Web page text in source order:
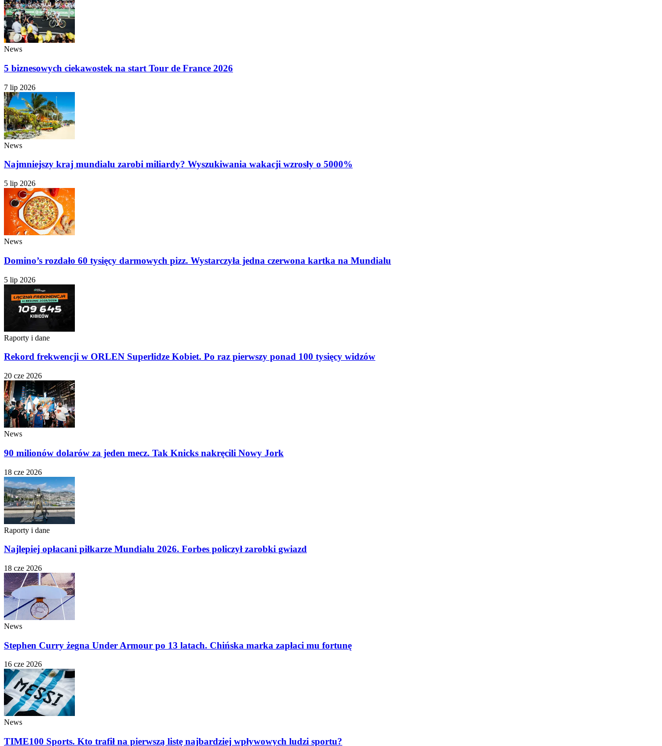
News
5 biznesowych ciekawostek na start Tour de France 2026
7 lip 2026
News
Najmniejszy kraj mundialu zarobi miliardy? Wyszukiwania wakacji wzrosły o 5000%
5 lip 2026
News
Domino’s rozdało 60 tysięcy darmowych pizz. Wystarczyła jedna czerwona kartka na Mundialu
5 lip 2026
Raporty i dane
Rekord frekwencji w ORLEN Superlidze Kobiet. Po raz pierwszy ponad 100 tysięcy widzów
20 cze 2026
News
90 milionów dolarów za jeden mecz. Tak Knicks nakręcili Nowy Jork
18 cze 2026
Raporty i dane
Najlepiej opłacani piłkarze Mundialu 2026. Forbes policzył zarobki gwiazd
18 cze 2026
News
Stephen Curry żegna Under Armour po 13 latach. Chińska marka zapłaci mu fortunę
16 cze 2026
News
TIME100 Sports. Kto trafił na pierwszą listę najbardziej wpływowych ludzi sportu?